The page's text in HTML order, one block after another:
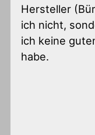
Hersteller
ich nicht,
ich keine
habe.